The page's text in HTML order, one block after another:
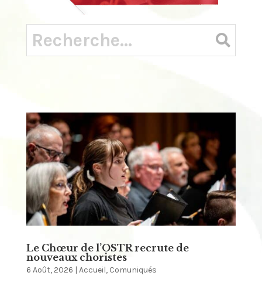
Le Chœur de l’OSTR recrute de
nouveaux choristes
6 Août, 2026 | Accueil, Comuniqués